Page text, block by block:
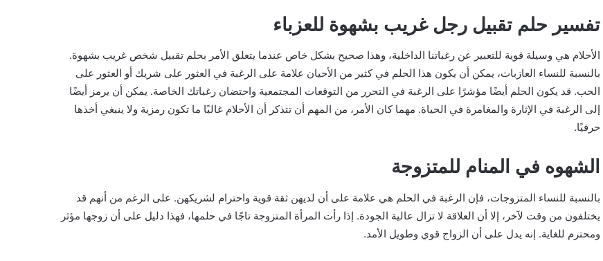
تفسير حلم تقبيل رجل غريب بشهوة للعزباء
الأحلام هي وسيلة قوية للتعبير عن رغباتنا الداخلية، وهذا صحيح بشكل خاص عندما يتعلق الأمر بحلم تقبيل شخص غريب بشهوة.
بالنسبة للنساء العازبات، يمكن أن يكون هذا الحلم في كثير من الأحيان علامة على الرغبة في العثور على شريك أو العثور على
الحب. قد يكون الحلم أيضًا مؤشرًا على الرغبة في التحرر من التوقعات المجتمعية واحتضان رغباتك الخاصة. يمكن أن يرمز أيضًا
إلى الرغبة في الإثارة والمغامرة في الحياة. مهما كان الأمر، من المهم أن تتذكر أن الأحلام غالبًا ما تكون رمزية ولا ينبغي أخذها
حرفيًا.
الشهوه في المنام للمتزوجة
بالنسبة للنساء المتزوجات، فإن الرغبة في الحلم هي علامة على أن لديهن ثقة قوية واحترام لشريكهن. على الرغم من أنهم قد
يختلفون من وقت لآخر، إلا أن العلاقة لا تزال عالية الجودة. إذا رأت المرأة المتزوجة تاجًا في حلمها، فهذا دليل على أن زوجها مؤثر
ومحترم للغاية. إنه يدل على أن الزواج قوي وطويل الأمد.